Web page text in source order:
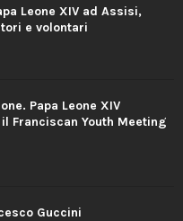
Leone XIV ad Assisi,
e volontari
Papa Leone XIV
Franciscan Youth Meeting
Guccini